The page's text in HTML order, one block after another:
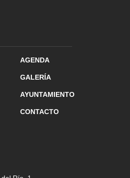
AGENDA
GALERÍA
AYUNTAMIENTO
CONTACTO